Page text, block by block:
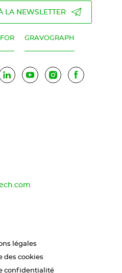
LA NEWSLETTER
GRAVOGRAPH
LinkedInYouTubeInstagramFacebook
légales
des cookies
confidentialité